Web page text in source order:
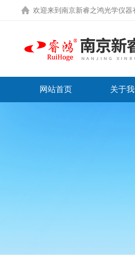
欢迎来到 南京新睿之鸿光学仪器
网站首页 关于